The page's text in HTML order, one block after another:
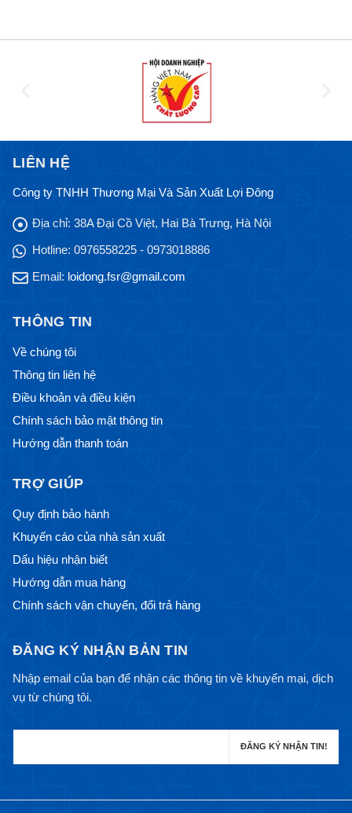
LIÊN HỆ
Công ty TNHH Thương Mại Và Sản Xuất Lợi Đông
Địa chỉ: 38A Đại Cồ Việt, Hai Bà Trưng, Hà Nội
Hotline: 0976558225 - 0973018886
Email: loidong.fsr@gmail.com
THÔNG TIN
Về chúng tôi
Thông tin liên hệ
Điều khoản và điều kiện
Chính sách bảo mật thông tin
Hướng dẫn thanh toán
TRỢ GIÚP
Quy định bảo hành
Khuyến cáo của nhà sản xuất
Dấu hiệu nhận biết
Hướng dẫn mua hàng
Chính sách vận chuyển, đổi trả hàng
ĐĂNG KÝ NHẬN BẢN TIN
Nhập email của bạn để nhận các thông tin về khuyến mại, dịch
vụ từ chúng tôi.